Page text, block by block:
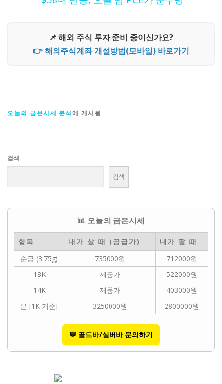
📌 해외 주식 투자 준비 중이신가요?
👉 해외주식계좌 개설방법(모바일) 바로가기
오늘의 금은시세 분석에 게시됨
검색
검색
📊 오늘의 금은시세
항목 내가 살 때 (공급가)
내가 팔 때
순금 (3.75g)
735000원
712000원
18K
제품가
522000원
14K
제품가
403000원
은 [1K 기준]
3250000원 2800000원
💬 골드바/실버바 문의하기